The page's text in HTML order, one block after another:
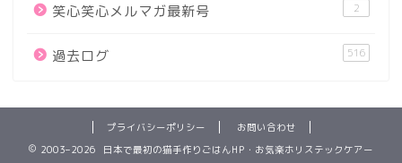
笑心笑心メルマガ最新号 2
過去ログ 516
プライバシーポリシー
お問い合わせ
2003–2026 日本で最初の猫手作りごはんHP・お気楽ホリステックケアー